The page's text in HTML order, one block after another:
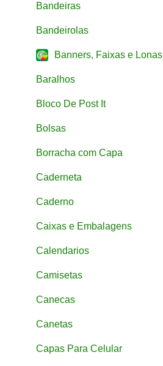
Bandeiras
Bandeirolas
Banners, Faixas e Lonas
Baralhos
Bloco De Post It
Bolsas
Borracha com Capa
Caderneta
Caderno
Caixas e Embalagens
Calendarios
Camisetas
Canecas
Canetas
Capas Para Celular